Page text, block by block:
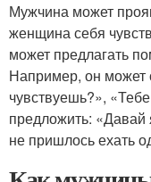
Мужчина может
женщина себя
может предлагать
Например, он может
чувствуешь?»,
предложить: «Давай
не пришлось ехать